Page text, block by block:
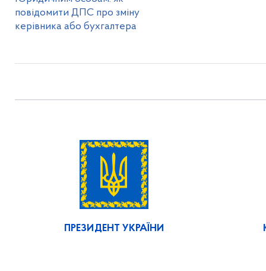
повідомити ДПС про зміну
керівника або бухгалтера
ПРЕЗИДЕНТ УКРАЇНИ